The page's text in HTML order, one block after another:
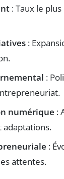
: Taux le
:
:
numérique :
adaptations.
:
attentes.